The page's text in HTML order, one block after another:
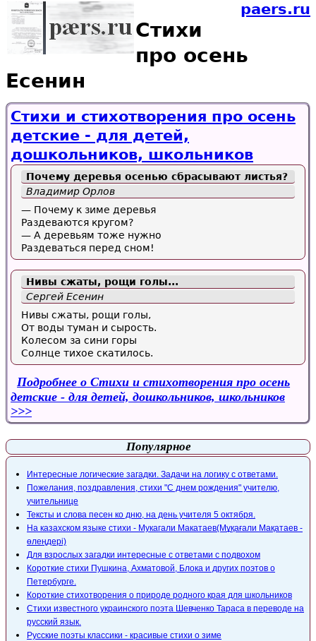
paers.ru
Стихи
про осень
Есенин
Стихи и стихотворения про осень
детские - для детей,
дошкольников, школьников
Почемy деpевья осенью сбpасывают листья?
Владимир Орлов
— Почемy к зиме деpевья
Раздеваются кpyгом?
— А деpевьям тоже нyжно
Раздеваться пеpед сном!
Нивы сжаты, рощи голы...
Сергей Есенин
Нивы сжаты, рощи голы,
От воды туман и сырость.
Колесом за сини горы
Солнце тихое скатилось.
Подробнее о Стихи и стихотворения про осень
детские - для детей, дошкольников, школьников
Популярное
Интересные логические загадки. Задачи на логику с ответами.
Пожелания, поздравления, стихи "С днем рождения" учителю,
учительнице
Тексты и слова песен ко дню, на день учителя 5 октября.
На казахском языке стихи - Мукагали Макатаев(Мұқағали Мақатаев -
өлеңдері)
Для взрослых загадки интересные с ответами с подвохом
Короткие стихи Пушкина, Ахматовой, Блока и других поэтов о
Петербурге.
Короткие стихотворения о природе родного края для школьников
Стихи известного украинского поэта Шевченко Тараса в переводе на
русский язык.
Русские поэты классики - красивые стихи о зиме